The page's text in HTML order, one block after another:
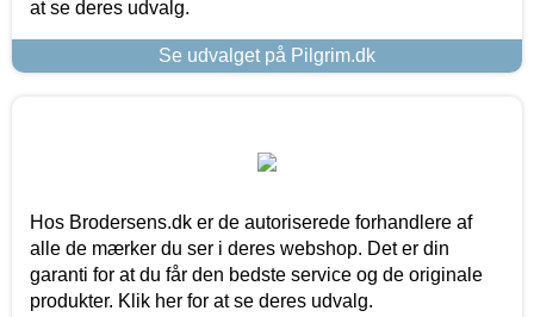
at se deres udvalg.
Se udvalget på Pilgrim.dk
Hos Brodersens.dk er de autoriserede forhandlere af
alle de mærker du ser i deres webshop. Det er din
garanti for at du får den bedste service og de originale
produkter. Klik her for at se deres udvalg.